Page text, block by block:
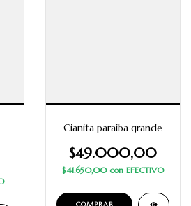
Cianita paraiba grande
$49.000,00
$41.650,00 con EFECTIVO